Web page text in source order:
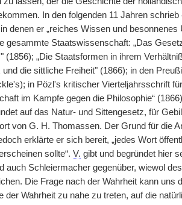
In den folgenden 11 Jahren schrieb
denen er „reiches Wissen und besonnenes
gesammte Staatswissenschaft: „Das
„Die Staatsformen in ihrem
die sittliche Freiheit" (1866); in den
in Pözl's kritischer Vierteljahrsschrift für
im Kampfe gegen die Philosophie“
auf das Natur- und Sittengesetz, für
von G. H. Thomassen. Der Grund für die
erklärte er sich bereit, „jedes Wort
sollte“. V. gibt und begründet hier
auch Schleiermacher gegenüber, wiewol
Die Frage nach der Wahrheit kann uns
Wahrheit zu nahe zu treten, auf die